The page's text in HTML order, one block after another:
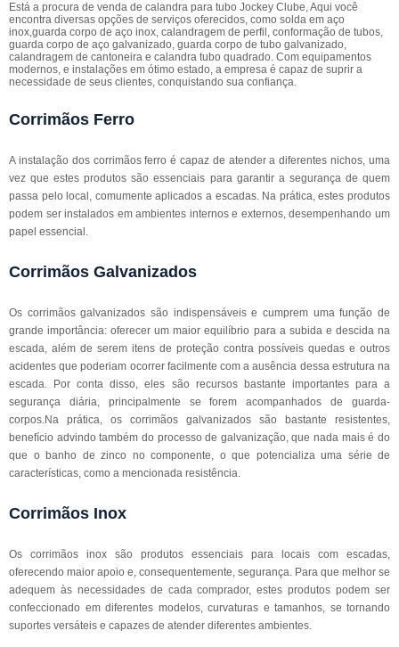
Está a procura de venda de calandra para tubo Jockey Clube, Aqui você
encontra diversas opções de serviços oferecidos, como solda em aço
inox,guarda corpo de aço inox, calandragem de perfil, conformação de tubos,
guarda corpo de aço galvanizado, guarda corpo de tubo galvanizado,
calandragem de cantoneira e calandra tubo quadrado. Com equipamentos
modernos, e instalações em ótimo estado, a empresa é capaz de suprir a
necessidade de seus clientes, conquistando sua confiança.
Corrimãos Ferro
A instalação dos corrimãos ferro é capaz de atender a diferentes nichos, uma
vez que estes produtos são essenciais para garantir a segurança de quem
passa pelo local, comumente aplicados a escadas. Na prática, estes produtos
podem ser instalados em ambientes internos e externos, desempenhando um
papel essencial.
Corrimãos Galvanizados
Os corrimãos galvanizados são indispensáveis e cumprem uma função de
grande importância: oferecer um maior equilíbrio para a subida e descida na
escada, além de serem itens de proteção contra possíveis quedas e outros
acidentes que poderiam ocorrer facilmente com a ausência dessa estrutura na
escada. Por conta disso, eles são recursos bastante importantes para a
segurança diária, principalmente se forem acompanhados de guarda-
corpos.Na prática, os corrimãos galvanizados são bastante resistentes,
benefício advindo também do processo de galvanização, que nada mais é do
que o banho de zinco no componente, o que potencializa uma série de
características, como a mencionada resistência.
Corrimãos Inox
Os corrimãos inox são produtos essenciais para locais com escadas,
oferecendo maior apoio e, consequentemente, segurança. Para que melhor se
adequem às necessidades de cada comprador, estes produtos podem ser
confeccionado em diferentes modelos, curvaturas e tamanhos, se tornando
suportes versáteis e capazes de atender diferentes ambientes.